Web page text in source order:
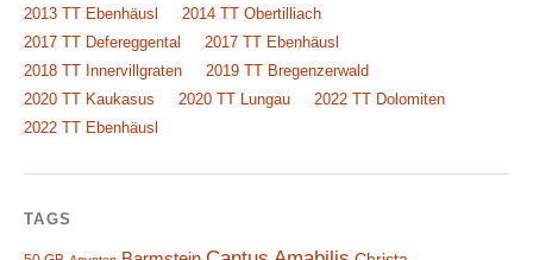
2013 TT Ebenhäusl
2014 TT Obertilliach
2017 TT Defereggental
2017 TT Ebenhäusl
2018 TT Innervillgraten
2019 TT Bregenzerwald
2020 TT Kaukasus
2020 TT Lungau
2022 TT Dolomiten
2022 TT Ebenhäusl
TAGS